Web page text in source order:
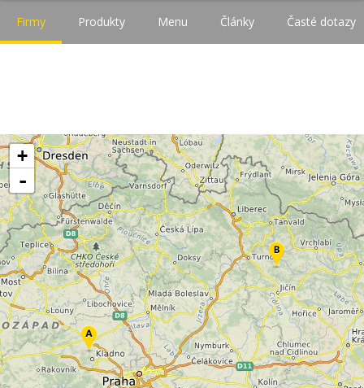
Firmy Produkty Menu Články Časté dotazy
+
-